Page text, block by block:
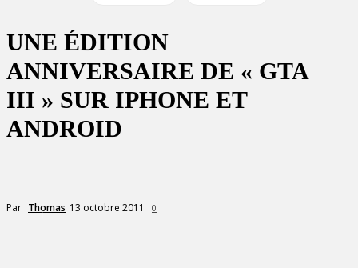
UNE ÉDITION
ANNIVERSAIRE DE « GTA
III » SUR IPHONE ET
ANDROID
Par Thomas 13 octobre 2011 0